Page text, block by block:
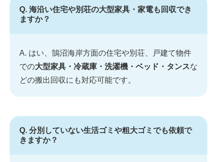
Q. 海沿い住宅や別荘の大型家具・家電も回収でき
ますか？
A. はい、鵠沼海岸方面の住宅や別荘、戸建て物件
での大型家具・冷蔵庫・洗濯機・ベッド・タンスな
どの搬出回収にも対応可能です。
Q. 分別していない生活ゴミや粗大ゴミでも依頼で
きますか？